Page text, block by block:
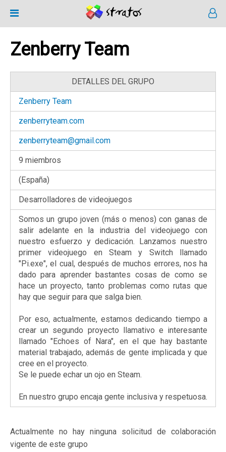
Zenberry Team
DETALLES DEL GRUPO
Zenberry Team
zenberryteam.com
zenberryteam@gmail.com
9 miembros
(España)
Desarrolladores de videojuegos
Somos un grupo joven (más o menos) con ganas de
salir adelante en la industria del videojuego con
nuestro esfuerzo y dedicación. Lanzamos nuestro
primer videojuego en Steam y Switch llamado
"Pi.exe", el cual, después de muchos errores, nos ha
dado para aprender bastantes cosas de como se
hace un proyecto, tanto problemas como rutas que
hay que seguir para que salga bien.
Por eso, actualmente, estamos dedicando tiempo a
crear un segundo proyecto llamativo e interesante
llamado "Echoes of Nara", en el que hay bastante
material trabajado, además de gente implicada y que
cree en el proyecto.
Se le puede echar un ojo en Steam.
En nuestro grupo encaja gente inclusiva y respetuosa.
Actualmente no hay ninguna solicitud de colaboración
vigente de este grupo